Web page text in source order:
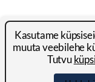
Kasutame
muuta veebilehe
Tutvu